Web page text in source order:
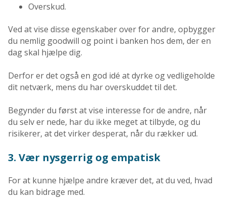
Overskud.
Ved at vise disse egenskaber over for andre, opbygger
du nemlig goodwill og point i banken hos dem, der en
dag skal hjælpe dig.
Derfor er det også en god idé at dyrke og vedligeholde
dit netværk, mens du har overskuddet til det.
Begynder du først at vise interesse for de andre, når
du selv er nede, har du ikke meget at tilbyde, og du
risikerer, at det virker desperat, når du rækker ud.
3. Vær nysgerrig og empatisk
For at kunne hjælpe andre kræver det, at du ved, hvad
du kan bidrage med.